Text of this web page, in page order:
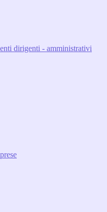
dirigenti - amministrativi